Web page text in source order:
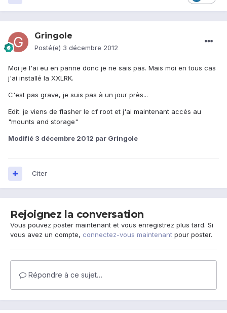
Gringole
Posté(e) 3 décembre 2012
Moi je l'ai eu en panne donc je ne sais pas. Mais moi en tous cas
j'ai installé la XXLRK.
C'est pas grave, je suis pas à un jour près...
Edit: je viens de flasher le cf root et j'ai maintenant accès au
"mounts and storage"
Modifié 3 décembre 2012 par Gringole
Citer
Rejoignez la conversation
Vous pouvez poster maintenant et vous enregistrez plus tard. Si
vous avez un compte, connectez-vous maintenant pour poster.
Répondre à ce sujet…